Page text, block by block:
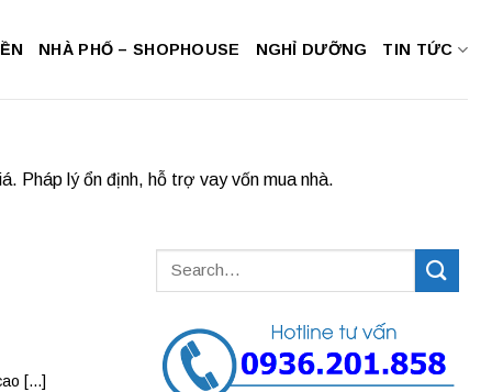
NHÀ PHỐ – SHOPHOUSE NGHỈ DƯỠNG TIN TỨC
Pháp lý ổn định, hỗ trợ vay vốn mua nhà.
[...]